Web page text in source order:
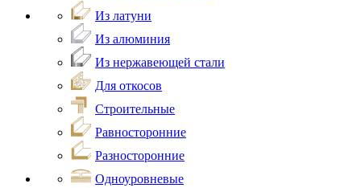
Из латуни
Из алюминия
Из нержавеющей стали
Для откосов
Строительные
Равносторонние
Разносторонние
Одноуровневые